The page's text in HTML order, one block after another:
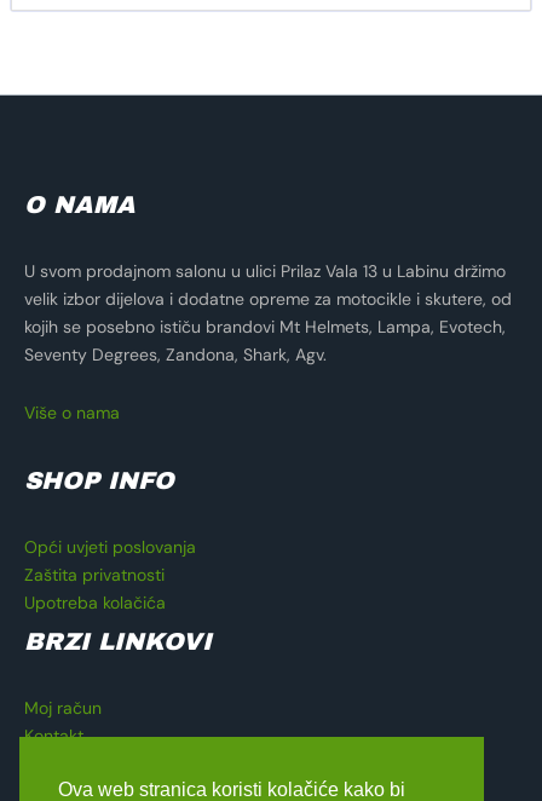
O NAMA
U svom prodajnom salonu u ulici Prilaz Vala 13 u Labinu držimo
velik izbor dijelova i dodatne opreme za motocikle i skutere, od
kojih se posebno ističu brandovi Mt Helmets, Lampa, Evotech,
Seventy Degrees, Zandona, Shark, Agv.
Više o nama
SHOP INFO
Opći uvjeti poslovanja
Zaštita privatnosti
Upotreba kolačića
BRZI LINKOVI
Moj račun
Kontakt
Blagajna
Ova web stranica koristi kolačiće kako bi